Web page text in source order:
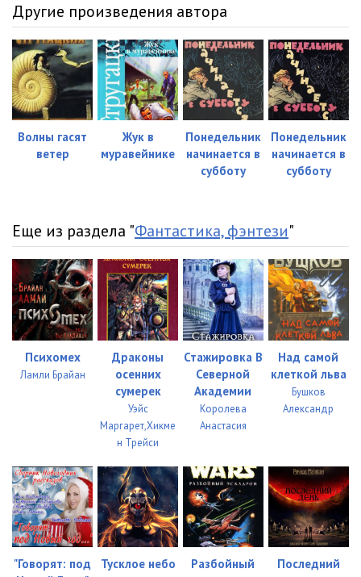
Другие произведения автора
Волны гасят
ветер
Жук в
муравейнике
Понедельник
начинается в
субботу
Понедельник
начинается в
субботу
Еще из раздела "Фантастика, фэнтези"
Психомех
Ламли Брайан
Драконы
осенних
сумерек
Уэйс
Маргарет,Хикме
н Трейси
Стажировка В
Северной
Академии
Королева
Анастасия
Над самой
клеткой льва
Бушков
Александр
"Говорят: под
Тусклое небо
Разбойный
Последний